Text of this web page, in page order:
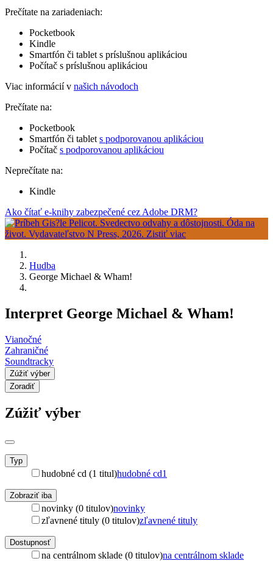
Prečítate na zariadeniach:
Pocketbook
Kindle
Smartfón či tablet s príslušnou aplikáciou
Počítač s príslušnou aplikáciou
Viac informácií v našich návodoch
Prečítate na:
Pocketbook
Smartfón či tablet s podporovanou aplikáciou
Počítač s podporovanou aplikáciou
Neprečítate na:
Kindle
Ako čítať e-knihy zabezpečené cez Adobe DRM?
Hudba
George Michael & Wham!
Interpret George Michael & Wham!
Vianočné
Zahraničné
Soundtracky
Zúžiť výber
Zoradiť
Zúžiť výber
Typ
hudobné cd (1 titul)hudobné cd1
Zobraziť iba
novinky (0 titulov)novinky
zľavnené tituly (0 titulov)zľavnené tituly
Dostupnosť
na centrálnom sklade (0 titulov)na centrálnom sklade